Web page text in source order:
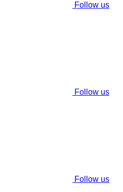
Follow us
Follow us
Follow us